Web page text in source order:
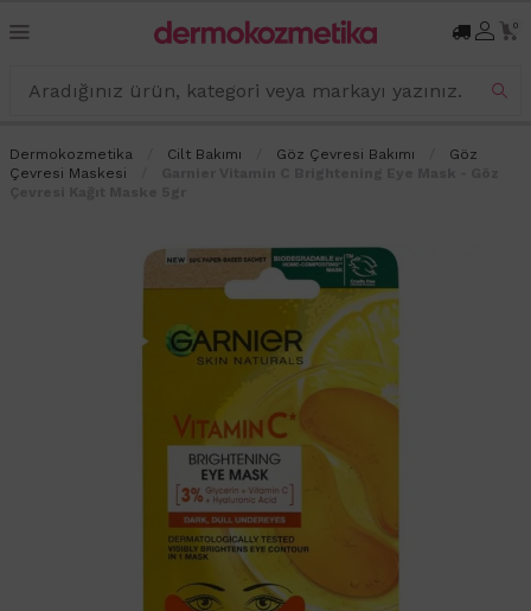
0
Dermokozmetika Cilt Bakımı Göz Çevresi Bakımı
Göz
Çevresi Maskesi